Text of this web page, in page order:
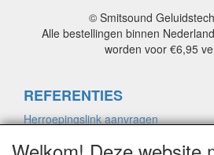
© Smitsound
Alle bestellingen binnen
worden voor €6,95
REFERENTIES
Herroepingslink aanvragen